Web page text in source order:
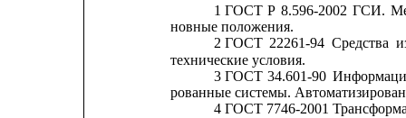
1 ГОСТ Р 8.596-2002 ГСИ.
новные положения.
2 ГОСТ 22261-94 Средства
технические условия.
3 ГОСТ 34.601-90
рованные системы.
4 ГОСТ 7746-2001